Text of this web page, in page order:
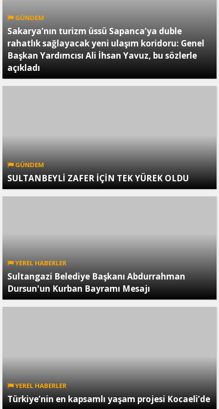
GÜNDEM
Sakarya’nın turizm üssü Sapanca’ya duble
rahatlık sağlayacak yeni ulaşım koridoru: Genel
Başkan Yardımcısı Ali İhsan Yavuz, bu sözlerle
açıkladı
GÜNDEM
SULTANBEYLİ ZAFER İÇİN TEK YÜREK OLDU
YEREL HABERLER
Sultangazi Belediye Başkanı Abdurrahman
Dursun'un Kurban Bayramı Mesajı
YEREL HABERLER
Türkiye’nin en kapsamlı yaşam projesi Kocaeli’de